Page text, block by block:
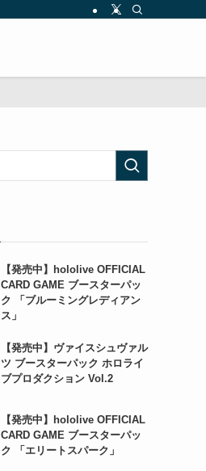
【発売中】hololive OFFICIAL
CARD GAME ブースターパッ
ク 「ブルーミングレディアン
ス」
【発売中】ヴァイスシュヴァル
ツ ブースターパック ホロライ
ブプロダクション Vol.2
【発売中】hololive OFFICIAL
CARD GAME ブースターパッ
ク 「エリートスパーク」